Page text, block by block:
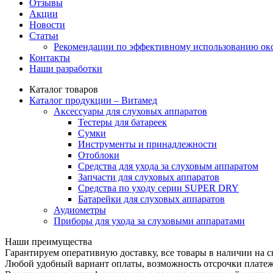
Отзывы
Акции
Новости
Статьи
Рекомендации по эффективному использованию
Контакты
Наши разработки
Каталог товаров
Каталог продукции – Витамед
Аксессуары для слуховых аппаратов
Тестеры для батареек
Сумки
Инструменты и принадлежности
Отоблоки
Средства для ухода за слуховым аппаратом
Запчасти для слуховых аппаратов
Средства по уходу серии SUPER DRY
Батарейки для слуховых аппаратов
Аудиометры
Приборы для ухода за слуховыми аппаратами
Наши преимущества
Гарантируем оперативную доставку, все товары в наличии на
Любой удобный вариант оплаты, возможность отсрочки